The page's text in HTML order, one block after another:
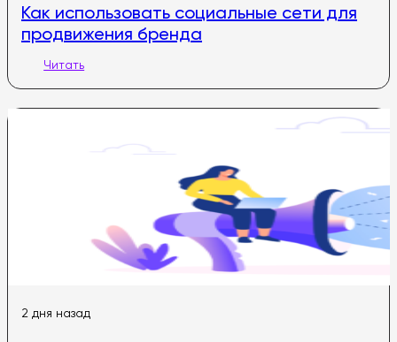
Как использовать социальные сети для
продвижения бренда
Читать
2 дня назад